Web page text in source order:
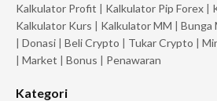
Kalkulator Profit | Kalkulator Pip Forex |
Kalkulator Kurs | Kalkulator MM | Bunga
| Donasi | Beli Crypto | Tukar Crypto |
| Market | Bonus | Penawaran
Kategori